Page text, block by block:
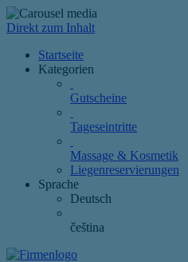
Direkt zum Inhalt
Startseite
Kategorien
Gutscheine
Tageseintritte
Massage & Kosmetik
Liegenreservierungen
Sprache
Deutsch
čeština